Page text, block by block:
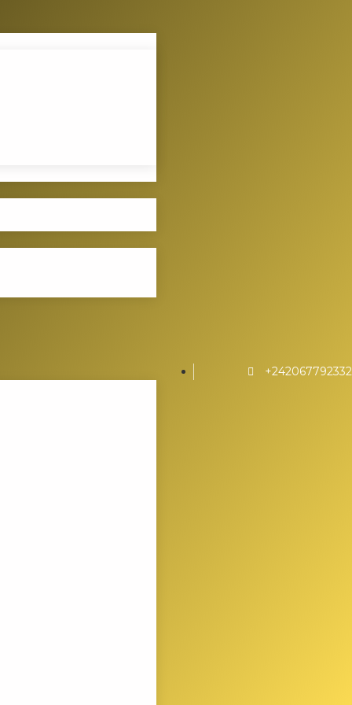
+242067792332